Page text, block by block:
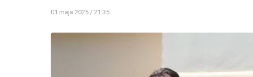
01 maja 2025 / 21:35